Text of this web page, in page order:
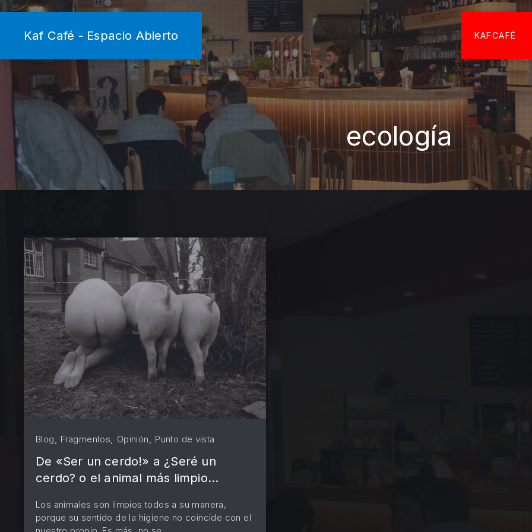
Kaf Café - Espacio Abierto KAFCAFÉ
ecología
Blog Fragmentos Opinión Punto de vista
De «Ser un cerdo!» a ¿Seré un
cerdo? o el animal más limpio…
Los animales son limpios todos a su manera,
porque su sentido de la higiene no coincide con el
PREVIOUS